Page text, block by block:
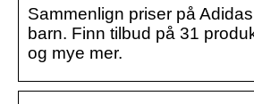
Sammenlign priser på
barn. Finn tilbud på 31
og mye mer.